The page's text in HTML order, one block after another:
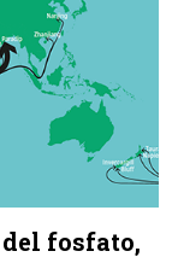
fosfato,